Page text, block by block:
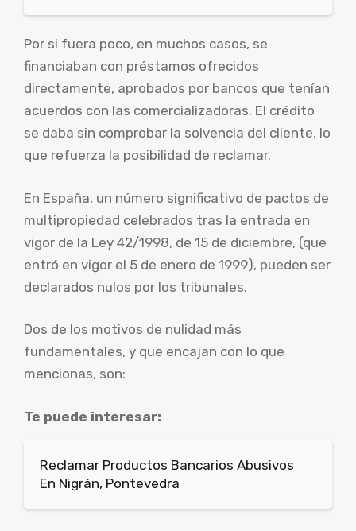
Por si fuera poco, en muchos casos, se
financiaban con préstamos ofrecidos
directamente, aprobados por bancos que tenían
acuerdos con las comercializadoras. El crédito
se daba sin comprobar la solvencia del cliente, lo
que refuerza la posibilidad de reclamar.
En España, un número significativo de pactos de
multipropiedad celebrados tras la entrada en
vigor de la Ley 42/1998, de 15 de diciembre, (que
entró en vigor el 5 de enero de 1999), pueden ser
declarados nulos por los tribunales.
Dos de los motivos de nulidad más
fundamentales, y que encajan con lo que
mencionas, son:
Te puede interesar:
Reclamar Productos Bancarios Abusivos
En Nigrán, Pontevedra